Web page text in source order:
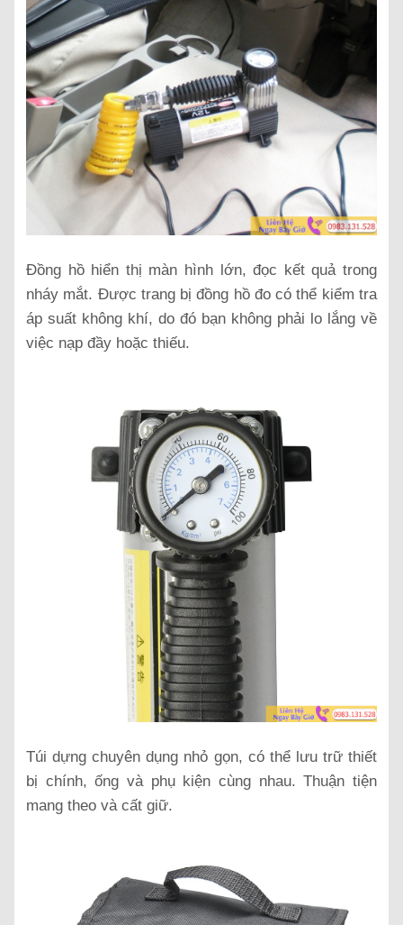
Đồng hồ hiển thị màn hình lớn, đọc kết quả trong
nháy mắt. Được trang bị đồng hồ đo có thể kiểm tra
áp suất không khí, do đó bạn không phải lo lắng về
việc nạp đầy hoặc thiếu.
Túi dựng chuyên dụng nhỏ gọn, có thể lưu trữ thiết
bị chính, ống và phụ kiện cùng nhau.Thuận tiện
mang theo và cất giữ.